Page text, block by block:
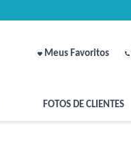
Meus Favoritos
FOTOS DE CLIENTES